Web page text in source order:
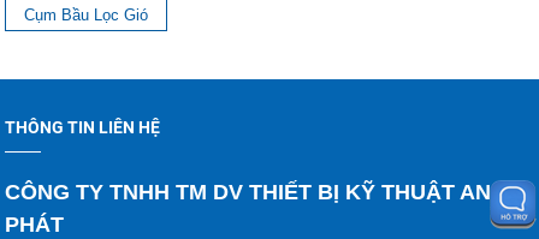
Cụm Bầu Lọc Gió
THÔNG TIN LIÊN HỆ
CÔNG TY TNHH TM DV THIẾT BỊ KỸ THUẬT AN
PHÁT